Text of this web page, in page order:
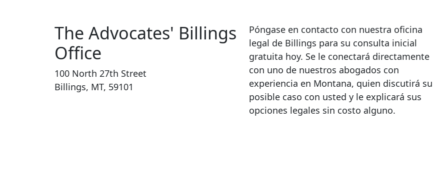
The Advocates' Billings
Office
100 North 27th Street
Billings, MT, 59101
Póngase en contacto con nuestra oficina
legal de Billings para su consulta inicial
gratuita hoy. Se le conectará directamente
con uno de nuestros abogados con
experiencia en Montana, quien discutirá su
posible caso con usted y le explicará sus
opciones legales sin costo alguno.